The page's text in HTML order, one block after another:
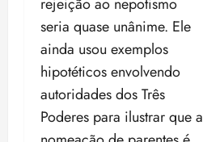
seria quase unânime. Ele
ainda usou exemplos
hipotéticos envolvendo
autoridades dos Três
Poderes para ilustrar que a